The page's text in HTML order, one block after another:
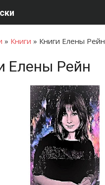
» Книги » Книги Елены Рейн
Елены Рейн